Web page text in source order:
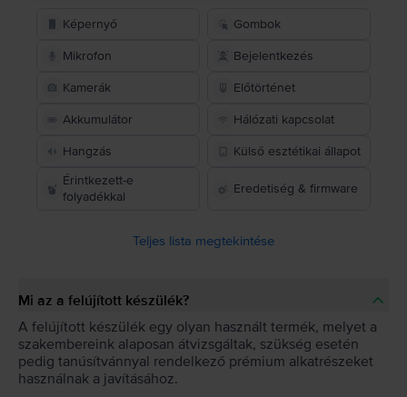
Képernyő Gombok
Mikrofon Bejelentkezés
Kamerák Előtörténet
Akkumulátor Hálózati kapcsolat
Hangzás
Külső esztétikai állapot
Érintkezett-e
folyadékkal
Eredetiség & firmware
Teljes lista megtekintése
Mi az a felújított készülék?
A felújított készülék egy olyan használt termék, melyet a
szakembereink alaposan átvizsgáltak, szükség esetén
pedig tanúsítvánnyal rendelkező prémium alkatrészeket
használnak a javításához.